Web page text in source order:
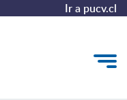
Ir a pucv.cl